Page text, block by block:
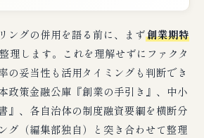
ングの併用を語る前に、まず創業期特
理します。これを理解せずにファクタ
の妥当性も活用タイミングも判断でき
政策金融公庫『創業の手引き』、中小
』、各自治体の制度融資要綱を横断分
グ（編集部独自）と突き合わせて整理